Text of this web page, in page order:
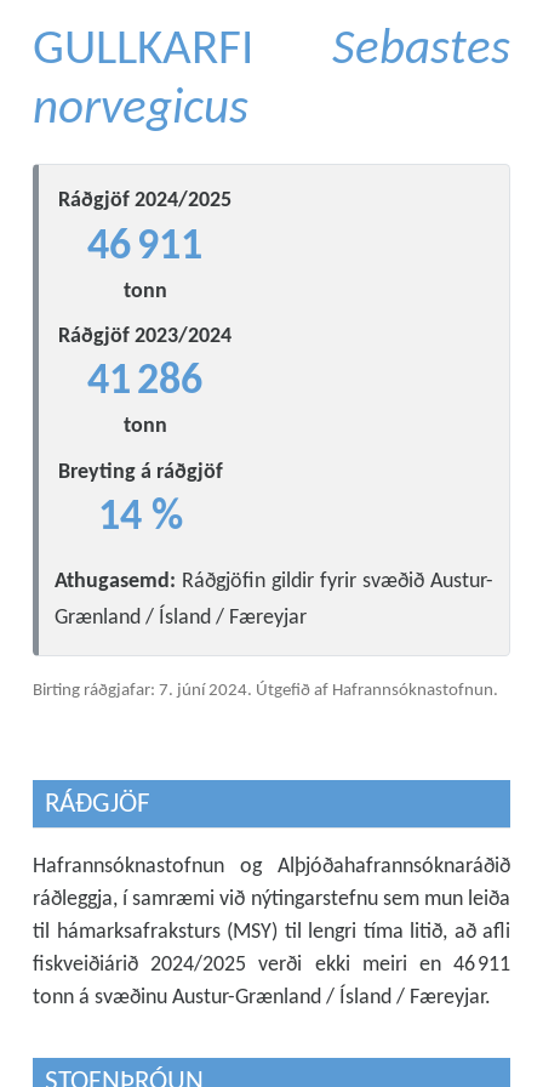
GULLKARFI Sebastes
norvegicus
Ráðgjöf 2024/2025
46 911
tonn
Ráðgjöf 2023/2024
41 286
tonn
Breyting á ráðgjöf
14 %
Athugasemd: Ráðgjöfin gildir fyrir svæðið Austur-
Grænland / Ísland / Færeyjar
Birting ráðgjafar: 7. júní 2024. Útgefið af Hafrannsóknastofnun.
RÁÐGJÖF
Hafrannsóknastofnun og Alþjóðahafrannsóknaráðið
ráðleggja, í samræmi við nýtingarstefnu sem mun leiða
til hámarksafraksturs (MSY) til lengri tíma litið, að afli
fiskveiðiárið 2024/2025 verði ekki meiri en 46 911
tonn á svæðinu Austur-Grænland / Ísland / Færeyjar.